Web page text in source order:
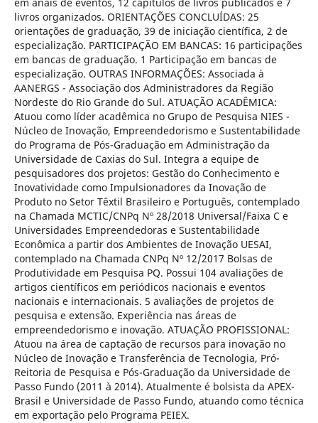
livros organizados. ORIENTAÇÕES CONCLUÍDAS: 25
orientações de graduação, 39 de iniciação científica, 2 de
especialização. PARTICIPAÇÃO EM BANCAS: 16 participações
em bancas de graduação. 1 Participação em bancas de
especialização. OUTRAS INFORMAÇÕES: Associada à
AANERGS - Associação dos Administradores da Região
Nordeste do Rio Grande do Sul. ATUAÇÃO ACADÊMICA:
Atuou como líder acadêmica no Grupo de Pesquisa NIES -
Núcleo de Inovação, Empreendedorismo e Sustentabilidade
do Programa de Pós-Graduação em Administração da
Universidade de Caxias do Sul. Integra a equipe de
pesquisadores dos projetos: Gestão do Conhecimento e
Inovatividade como Impulsionadores da Inovação de
Produto no Setor Têxtil Brasileiro e Português, contemplado
na Chamada MCTIC/CNPq Nº 28/2018 Universal/Faixa C e
Universidades Empreendedoras e Sustentabilidade
Econômica a partir dos Ambientes de Inovação UESAI,
contemplado na Chamada CNPq Nº 12/2017 Bolsas de
Produtividade em Pesquisa PQ. Possui 104 avaliações de
artigos científicos em periódicos nacionais e eventos
nacionais e internacionais. 5 avaliações de projetos de
pesquisa e extensão. Experiência nas áreas de
empreendedorismo e inovação. ATUAÇÃO PROFISSIONAL:
Atuou na área de captação de recursos para inovação no
Núcleo de Inovação e Transferência de Tecnologia, Pró-
Reitoria de Pesquisa e Pós-Graduação da Universidade de
Passo Fundo (2011 à 2014). Atualmente é bolsista da APEX-
Brasil e Universidade de Passo Fundo, atuando como técnica
em exportação pelo Programa PEIEX.